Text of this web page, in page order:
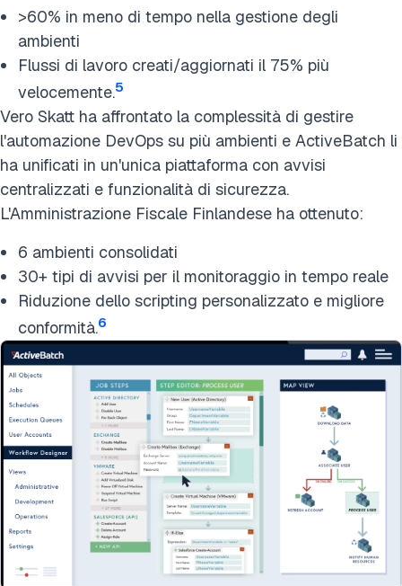
>60% in meno di tempo nella gestione degli
ambienti
Flussi di lavoro creati/aggiornati il 75% più
velocemente.5
Vero Skatt ha affrontato la complessità di gestire
l'automazione DevOps su più ambienti e ActiveBatch li
ha unificati in un'unica piattaforma con avvisi
centralizzati e funzionalità di sicurezza.
L'Amministrazione Fiscale Finlandese ha ottenuto:
6 ambienti consolidati
30+ tipi di avvisi per il monitoraggio in tempo reale
Riduzione dello scripting personalizzato e migliore
conformità.6